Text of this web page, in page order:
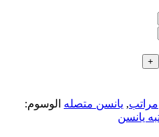
مراتب, يانسن متصله الوسوم:
يانسن